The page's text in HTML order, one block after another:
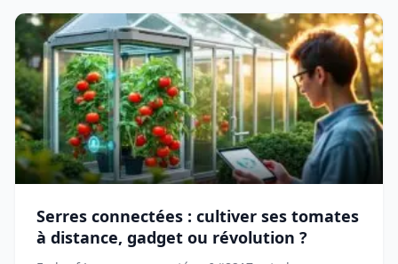
Serres connectées : cultiver ses tomates
à distance, gadget ou révolution ?